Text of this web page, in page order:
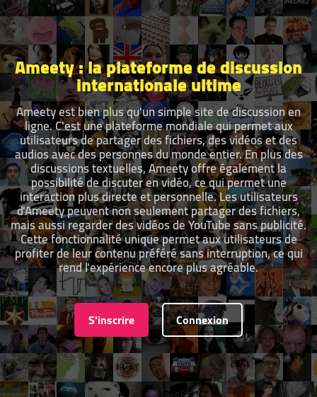
Ameety : la plateforme de discussion
internationale ultime
Ameety est bien plus qu'un simple site de discussion en
ligne. C'est une plateforme mondiale qui permet aux
utilisateurs de partager des fichiers, des vidéos et des
audios avec des personnes du monde entier. En plus des
discussions textuelles, Ameety offre également la
possibilité de discuter en vidéo, ce qui permet une
interaction plus directe et personnelle. Les utilisateurs
d'Ameety peuvent non seulement partager des fichiers,
mais aussi regarder des vidéos de YouTube sans publicité.
Cette fonctionnalité unique permet aux utilisateurs de
profiter de leur contenu préféré sans interruption, ce qui
rend l'expérience encore plus agréable.
S'inscrire Connexion